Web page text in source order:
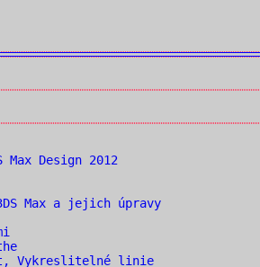
Design 2012
Max a jejich úpravy
Vykreslitelné linie